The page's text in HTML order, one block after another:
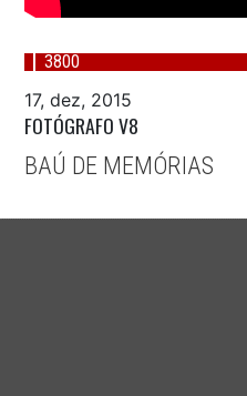
3800
17, dez, 2015
FOTÓGRAFO V8
BAÚ DE MEMÓRIAS